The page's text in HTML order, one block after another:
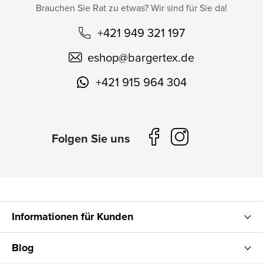
Brauchen Sie Rat zu etwas? Wir sind für Sie da!
+421 949 321 197
eshop@bargertex.de
+421 915 964 304
Informationen für Kunden
Blog